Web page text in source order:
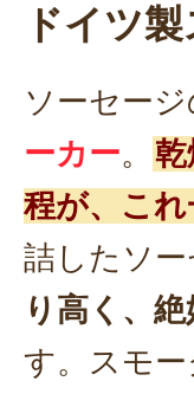
ドイツ
ソーセー
ーカー。 乾
程が、こ
詰したソー
り高く、
す。スモ